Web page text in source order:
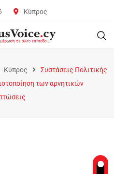
Κύπρος
Κύπρος
Συστάσεις Πολιτικής
των αρνητικών